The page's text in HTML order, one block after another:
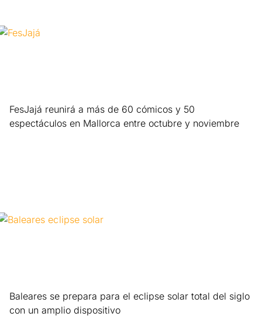
FesJajá reunirá a más de 60 cómicos y 50
espectáculos en Mallorca entre octubre y noviembre
Baleares se prepara para el eclipse solar total del siglo
con un amplio dispositivo